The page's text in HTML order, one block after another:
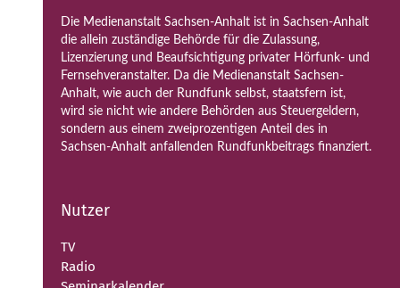
Die Medienanstalt Sachsen-Anhalt ist in Sachsen-Anhalt
die allein zuständige Behörde für die Zulassung,
Lizenzierung und Beaufsichtigung privater Hörfunk- und
Fernsehveranstalter. Da die Medienanstalt Sachsen-
Anhalt, wie auch der Rundfunk selbst, staatsfern ist,
wird sie nicht wie andere Behörden aus Steuergeldern,
sondern aus einem zweiprozentigen Anteil des in
Sachsen-Anhalt anfallenden Rundfunkbeitrags finanziert.
Nutzer
TV
Radio